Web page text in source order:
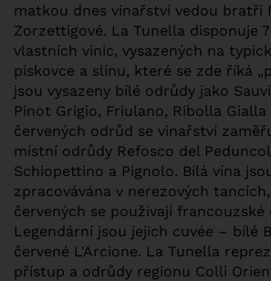
matkou dnes vinařství vedou bratři
Zorzettigové. La Tunella disponuje
vlastních vinic, vysazených na
pískovce a slínu, které se zde říká
jsou vysazeny bílé odrůdy jako
Pinot Grigio, Friulano, Ribolla Gialla
červených odrůd se vinařství
místní odrůdy Refosco del
Schiopettino a Pignolo. Bílá vína
zpracovávána v nerezových
červených se používají francouzské
Legendární jsou jejich cuvée – bílé
červené L'Arcione. La Tunella
přístup a odrůdy regionu Colli